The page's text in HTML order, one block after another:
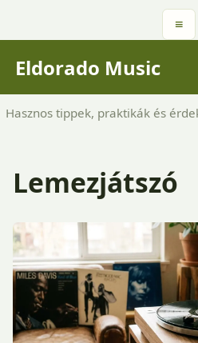
≡
Eldorado Music
Hasznos tippek, praktikák és
Lemezjátszó